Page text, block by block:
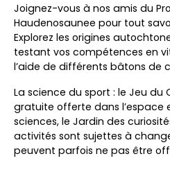
Joignez-vous à nos amis du
Haudenosaunee pour tout
Explorez les origines
testant vos compétences en
l’aide de différents bâtons de
La science du sport : le Jeu
gratuite offerte dans l’espace
sciences, le Jardin des
activités sont sujettes à
peuvent parfois ne pas être